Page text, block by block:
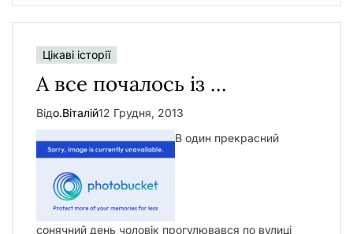
Цікаві історії
А все почалось із …
Відо.Віталій12 Грудня, 2013
В один прекрасний
сонячний день чоловік прогулювався по вулиці